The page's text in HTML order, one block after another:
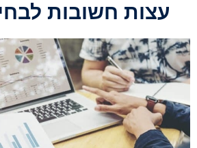
עצות חשובות